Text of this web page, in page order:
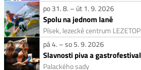
po 31. 8. – út 1. 9. 2026
Spolu na jednom laně
Písek, lezecké centrum LEZETOP
pá 4. – so 5. 9. 2026
Slavnosti piva a gastrofestival
Palackého sady